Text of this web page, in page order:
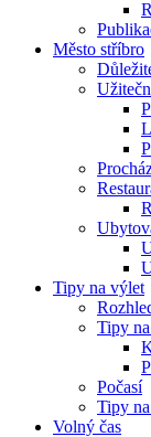
Město stříbro
Tipy na výlet
Tipy
Počasí
Tipy
Volný čas